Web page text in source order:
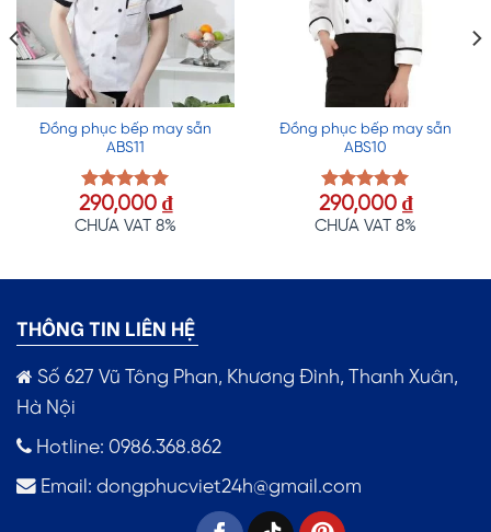
Đồng phục bếp may sẵn
ABS11
Được xếp
hạng5.00
290,000 ₫
CHƯA VAT 8%
Đồng phục bếp may sẵn
ABS10
Được xếp
hạng5.00
290,000 ₫
CHƯA VAT 8%
THÔNG TIN LIÊN HỆ
Số 627 Vũ Tông Phan, Khương Đình, Thanh Xuân,
Hà Nội
Hotline: 0986.368.862
Email: dongphucviet24h@gmail.com